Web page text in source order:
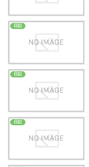
日記
日記
日記